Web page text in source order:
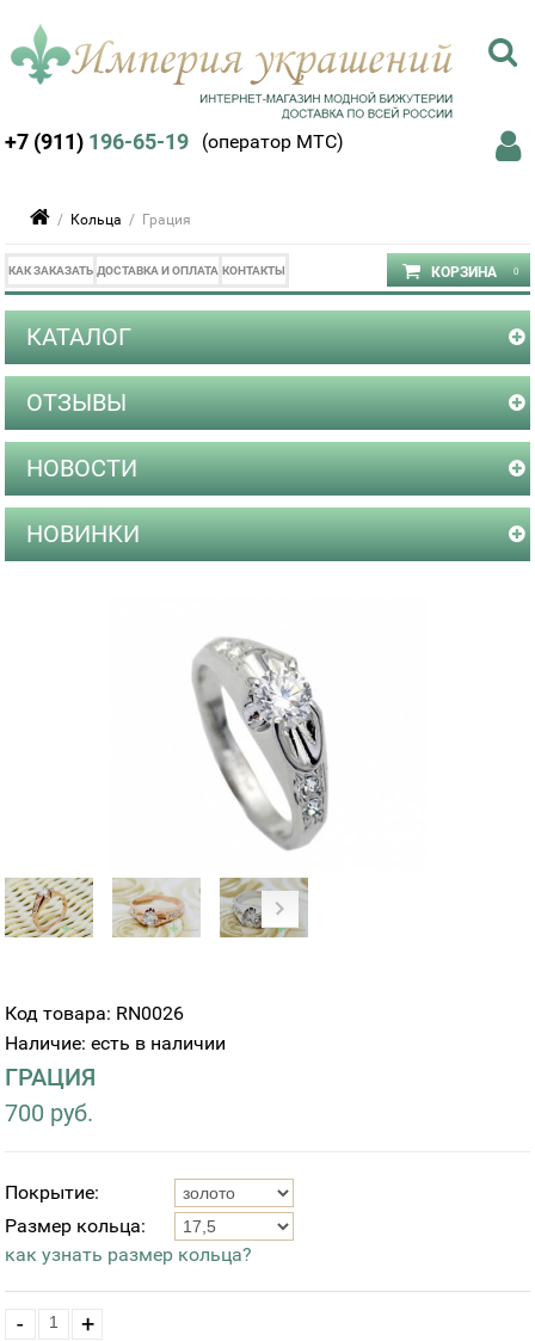
+7 (911) 196-65-19 (оператор МТС)
/ Кольца / Грация
КАК ЗАКАЗАТЬ ДОСТАВКА И ОПЛАТА КОНТАКТЫ
КАТАЛОГ
ОТЗЫВЫ
НОВОСТИ
НОВИНКИ
Код товара: RN0026
Наличие: есть в наличии
ГРАЦИЯ
700 руб.
Покрытие:
Размер кольца:
как узнать размер кольца?
- +